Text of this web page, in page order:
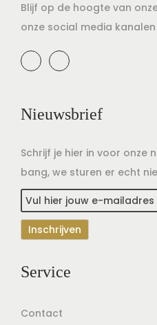
Blijf op de hoogte van
onze social media kanalen
Nieuwsbrief
Schrijf je hier in voor onze
bang, we sturen er echt
Service
Contact